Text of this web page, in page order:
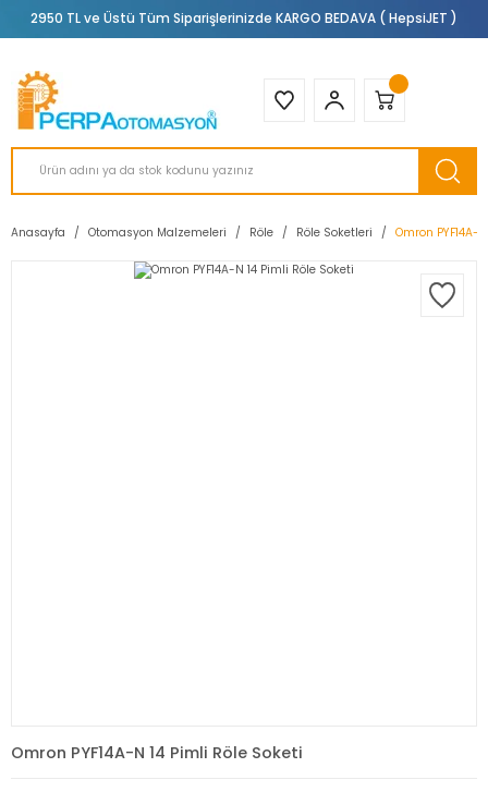
2950 TL ve Üstü Tüm Siparişlerinizde KARGO BEDAVA ( HepsiJET )
Anasayfa Otomasyon Malzemeleri Röle Röle Soketleri Omron PYF14A-
Omron PYF14A-N 14 Pimli Röle Soketi